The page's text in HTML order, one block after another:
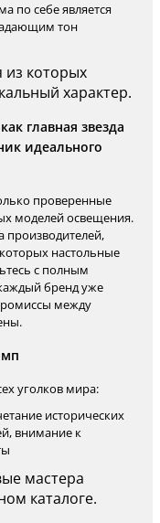
по себе является
тон
из которых
характер.
главная звезда
идеального
проверенные
моделей освещения.
производителей,
настольные
с полным
бренд уже
между
уголков мира:
исторических
внимание к
мастера
каталоге.